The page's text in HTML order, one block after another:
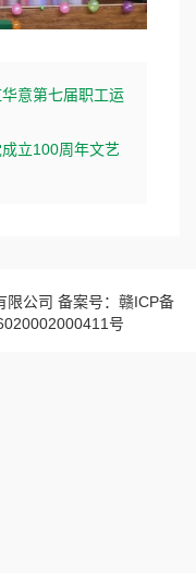
意第七届职工运
立100周年文艺
公司 备案号：赣ICP备
号